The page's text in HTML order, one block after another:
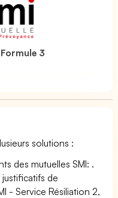
3
solutions :
des mutuelles SMI: .
de
- Service Résiliation 2,